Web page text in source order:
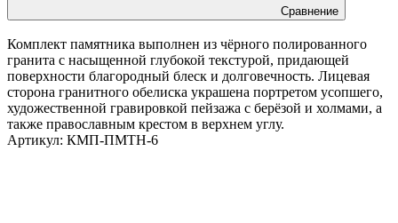
Сравнение
Комплект памятника выполнен из чёрного полированного
гранита с насыщенной глубокой текстурой, придающей
поверхности благородный блеск и долговечность. Лицевая
сторона гранитного обелиска украшена портретом усопшего,
художественной гравировкой пейзажа с берёзой и холмами, а
также православным крестом в верхнем углу.
Артикул: КМП-ПМТН-6